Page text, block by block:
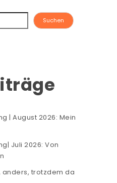
Suchen
| August 2026: Mein
Juli 2026: Von
anders, trotzdem da